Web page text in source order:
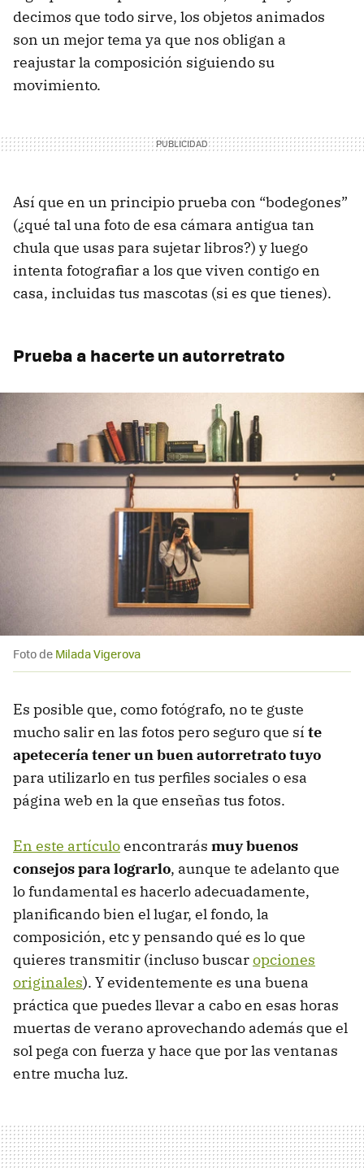
decimos que todo sirve, los objetos animados
son un mejor tema ya que nos obligan a
reajustar la composición siguiendo su
movimiento.
Así que en un principio prueba con “bodegones”
(¿qué tal una foto de esa cámara antigua tan
chula que usas para sujetar libros?) y luego
intenta fotografiar a los que viven contigo en
casa, incluidas tus mascotas (si es que tienes).
Prueba a hacerte un autorretrato
Foto de Milada Vigerova
Es posible que, como fotógrafo, no te guste
mucho salir en las fotos pero seguro que sí te
apetecería tener un buen autorretrato tuyo
para utilizarlo en tus perfiles sociales o esa
página web en la que enseñas tus fotos.
En este artículoencontrarás muy buenos
consejos para lograrlo, aunque te adelanto que
lo fundamental es hacerlo adecuadamente,
planificando bien el lugar, el fondo, la
composición, etc y pensando qué es lo que
quieres transmitir (incluso buscaropciones
originales). Y evidentemente es una buena
práctica que puedes llevar a cabo en esas horas
muertas de verano aprovechando además que el
sol pega con fuerza y hace que por las ventanas
entre mucha luz.